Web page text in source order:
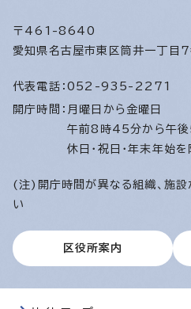
〒461-8640
愛知県名古屋市東区筒井一丁目
代表電話： 052-935-2271
開庁時間： 月曜日から金曜日
午前8時45分から午
休日・祝日・年末年始を
(注)開庁時間が異なる組織、施設
い
区役所案内